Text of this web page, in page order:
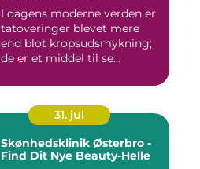
I dagens moderne verden er
tatoveringer blevet mere
end blot kropsudsmykning;
de er et middel til se...
31. jul
Skønhedsklinik Østerbro -
Find Dit Nye Beauty-Helle